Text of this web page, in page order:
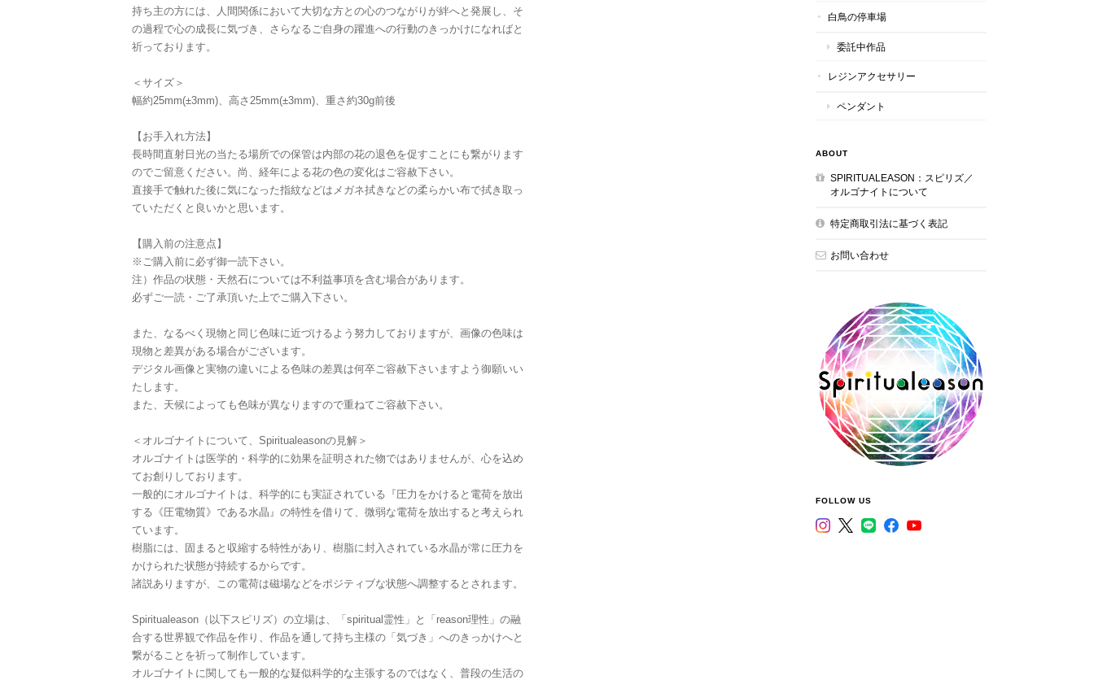
持ち主の方には、人間関係において大切な方との心のつながりが絆へと発展し、そ
の過程で心の成長に気づき、さらなるご自身の躍進への行動のきっかけになればと
祈っております。
＜サイズ＞
幅約25mm(±3mm)、高さ25mm(±3mm)、重さ約30g前後
【お手入れ方法】
長時間直射日光の当たる場所での保管は内部の花の退色を促すことにも繋がります
のでご留意ください。尚、経年による花の色の変化はご容赦下さい。
直接手で触れた後に気になった指紋などはメガネ拭きなどの柔らかい布で拭き取っ
ていただくと良いかと思います。
【購入前の注意点】
※ご購入前に必ず御一読下さい。
注）作品の状態・天然石については不利益事項を含む場合があります。
必ずご一読・ご了承頂いた上でご購入下さい。
また、なるべく現物と同じ色味に近づけるよう努力しておりますが、画像の色味は
現物と差異がある場合がございます。
デジタル画像と実物の違いによる色味の差異は何卒ご容赦下さいますよう御願いい
たします。
また、天候によっても色味が異なりますので重ねてご容赦下さい。
＜オルゴナイトについて、Spiritualeasonの見解＞
オルゴナイトは医学的・科学的に効果を証明された物ではありませんが、心を込め
てお創りしております。
一般的にオルゴナイトは、科学的にも実証されている『圧力をかけると電荷を放出
する《圧電物質》である水晶』の特性を借りて、微弱な電荷を放出すると考えられ
ています。
樹脂には、固まると収縮する特性があり、樹脂に封入されている水晶が常に圧力を
かけられた状態が持続するからです。
諸説ありますが、この電荷は磁場などをポジティブな状態へ調整するとされます。
Spiritualeason（以下スピリズ）の立場は、「spiritual霊性」と「reason理性」の融
合する世界観で作品を作り、作品を通して持ち主様の「気づき」へのきっかけへと
繋がることを祈って制作しています。
オルゴナイトに関しても一般的な疑似科学的な主張するのではなく、普段の生活の
白鳥の停車場
委託中作品
レジンアクセサリー
ペンダント
ABOUT
SPIRITUALEASON：スピリズ／
オルゴナイトについて
特定商取引法に基づく表記
お問い合わせ
FOLLOW US